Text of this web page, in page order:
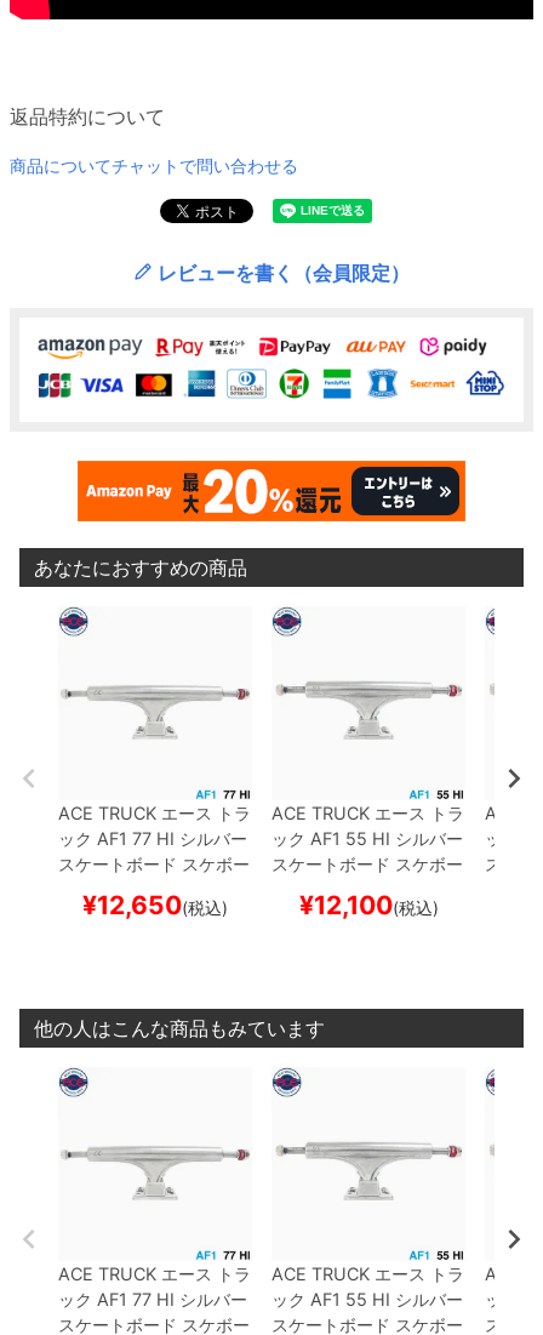
返品特約について
商品についてチャットで問い合わせる
レビューを書く（会員限定）
あなたにおすすめの商品
ACE TRUCK エース
トラ
ック AF1 77 HI シルバー
スケートボード スケボー
¥12,650(税込)
ACE TRUCK エース
トラ
ック AF1 55 HI シルバー
スケートボード スケボー
¥12,100(税込)
ACE
ック
スケー
他の人はこんな商品もみています
ACE TRUCK エース
トラ
ック AF1 77 HI シルバー
スケートボード スケボー
ACE TRUCK エース
トラ
ック AF1 55 HI シルバー
スケートボード スケボー
ACE
ック
スケー